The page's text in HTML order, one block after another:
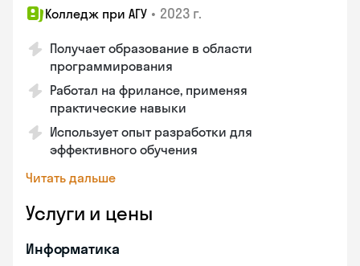
Колледж при АГУ • 2023 г.
Получает образование в области
программирования
Работал на фрилансе, применяя
практические навыки
Использует опыт разработки для
эффективного обучения
Читать дальше
Услуги и цены
Информатика